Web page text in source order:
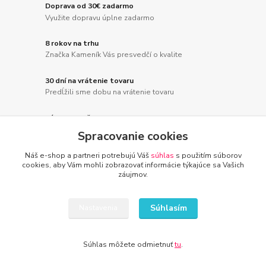
Doprava od 30€ zadarmo
Využite dopravu úplne zadarmo
8 rokov na trhu
Značka Kameník Vás presvedčí o kvalite
30 dní na vrátenie tovaru
Predĺžili sme dobu na vrátenie tovaru
Rýchle doručenie tovaru
Spracovanie cookies
Náš e-shop a partneri potrebujú Váš súhlas s použitím súborov
cookies, aby Vám mohli zobrazovať informácie týkajúce sa Vašich
záujmov.
Súhlasím
Súhlas môžete odmietnuťtu.